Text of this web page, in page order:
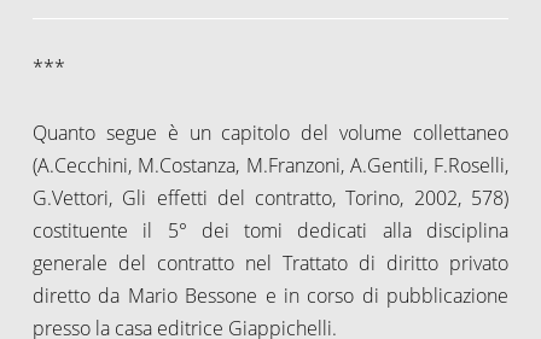
***
Quanto segue è un capitolo del volume collettaneo
(A.Cecchini, M.Costanza, M.Franzoni, A.Gentili, F.Roselli,
G.Vettori, Gli effetti del contratto, Torino, 2002, 578)
costituente il 5° dei tomi dedicati alla disciplina
generale del contratto nel Trattato di diritto privato
diretto da Mario Bessone e in corso di pubblicazione
presso la casa editrice Giappichelli.